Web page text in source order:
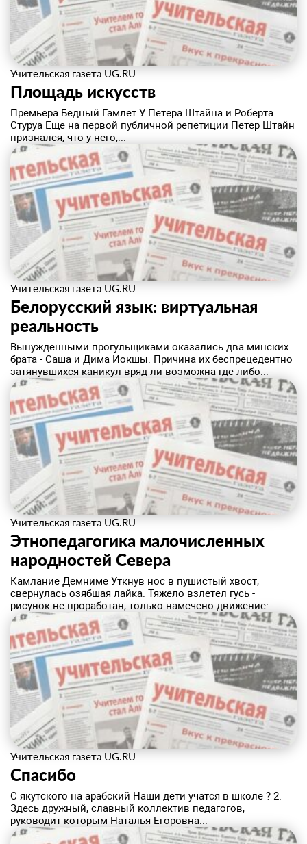
Учительская газета UG.RU
Площадь искусств
Премьера Бедный Гамлет У Петера Штайна и Роберта
Стуруа Eще на первой публичной репетиции Петер Штайн
признался, что у него,...
Учительская газета UG.RU
Белорусский язык: виртуальная
реальность
Вынужденными прогульщиками оказались два минских
брата - Саша и Дима Иокшы. Причина их беспрецедентно
затянувшихся каникул вряд ли возможна где-либо...
Учительская газета UG.RU
Этнопедагогика малочисленных
народностей Севера
Камлание Демниме Уткнув нос в пушистый хвост,
свернулась озябшая лайка. Тяжело взлетел гусь -
рисунок не проработан, только намечено движение:...
Учительская газета UG.RU
Спасибо
С якутского на арабский Наши дети учатся в школе ? 2.
Здесь дружный, славный коллектив педагогов,
руководит которым Наталья Егоровна...